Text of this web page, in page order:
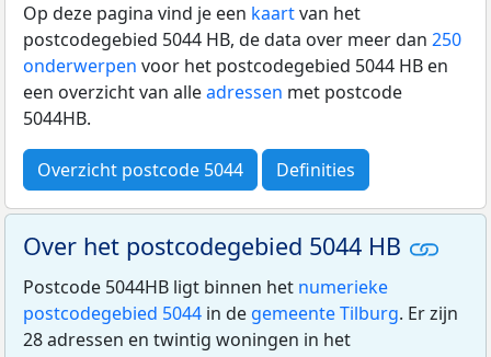
Op deze pagina vind je een kaartvan het
postcodegebied 5044 HB, de data over meer dan 250
onderwerpen voor het postcodegebied 5044 HB en
een overzicht van alleadressen met postcode
5044HB.
Overzicht postcode 5044 Definities
Over het postcodegebied 5044 HB
Postcode 5044HB ligt binnen het numerieke
postcodegebied 5044 in de gemeente Tilburg. Er zijn
28 adressen en twintig woningen in het